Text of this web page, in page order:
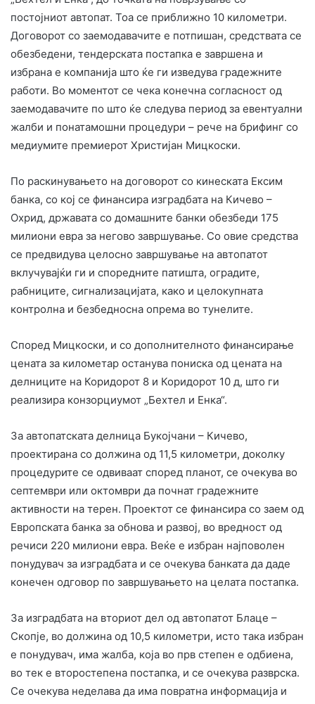
постојниот автопат. Тоа се приближно 10 километри.
Договорот со заемодавачите е потпишан, средствата се
обезбедени, тендерската постапка е завршена и
избрана е компанија што ќе ги изведува градежните
работи. Во моментот се чека конечна согласност од
заемодавачите по што ќе следува период за евентуални
жалби и понатамошни процедури – рече на брифинг со
медиумите премиерот Христијан Мицкоски.
По раскинувањето на договорот со кинеската Ексим
банка, со кој се финансира изградбата на Кичево –
Охрид, државата со домашните банки обезбеди 175
милиони евра за негово завршување. Со овие средства
се предвидува целосно завршување на автопатот
вклучувајќи ги и споредните патишта, оградите,
рабниците, сигнализацијата, како и целокупната
контролна и безбедносна опрема во тунелите.
Според Мицкоски, и со дополнителното финансирање
цената за километар останува пониска од цената на
делниците на Коридорот 8 и Коридорот 10 д, што ги
реализира конзорциумот „Бехтел и Енка“.
За автопатската делница Букојчани – Кичево,
проектирана со должина од 11,5 километри, доколку
процедурите се одвиваат според планот, се очекува во
септември или октомври да почнат градежните
активности на терен. Проектот се финансира со заем од
Европската банка за обнова и развој, во вредност од
речиси 220 милиони евра. Веќе е избран најповолен
понудувач за изградбата и се очекува банката да даде
конечен одговор по завршувањето на целата постапка.
За изградбата на вториот дел од автопатот Блаце –
Скопје, во должина од 10,5 километри, исто така избран
е понудувач, има жалба, која во прв степен е одбиена,
во тек е второстепена постапка, и се очекува разврска.
Се очекува неделава да има повратна информација и